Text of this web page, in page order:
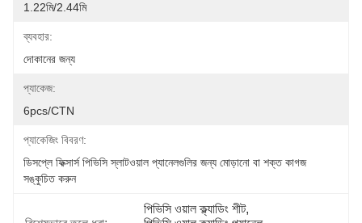
1.22মি/2.44মি
ব্যবহার:
দোকানের জন্য
প্যাকেজ:
6pcs/CTN
প্যাকেজিং বিবরণ:
ডিসপ্লে ফিক্সার্স পিভিসি স্লাটওয়াল প্যানেলগুলির জন্য মোড়ানো বা শক্ত কাগজ
সঙ্কুচিত করুন
পিভিসি ওয়াল ক্ল্যাডিং শীট,